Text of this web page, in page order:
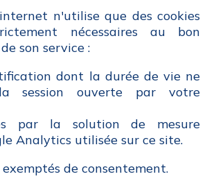
n'utilise que des cookies
nécessaires au bon
son service :
dont la durée de vie ne
session ouverte par votre
par la solution de mesure
Analytics utilisée sur ce site.
exemptés de consentement.